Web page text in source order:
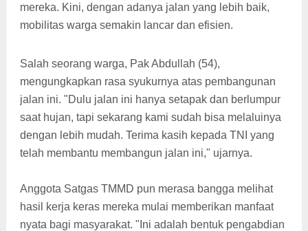
mereka. Kini, dengan adanya jalan yang lebih baik,
mobilitas warga semakin lancar dan efisien.
Salah seorang warga, Pak Abdullah (54),
mengungkapkan rasa syukurnya atas pembangunan
jalan ini. "Dulu jalan ini hanya setapak dan berlumpur
saat hujan, tapi sekarang kami sudah bisa melaluinya
dengan lebih mudah. Terima kasih kepada TNI yang
telah membantu membangun jalan ini," ujarnya.
Anggota Satgas TMMD pun merasa bangga melihat
hasil kerja keras mereka mulai memberikan manfaat
nyata bagi masyarakat. "Ini adalah bentuk pengabdian